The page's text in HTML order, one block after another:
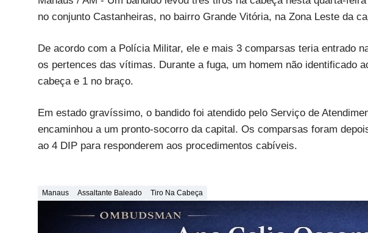
no conjunto Castanheiras, no bairro Grande Vitória, na Zona Leste da
De acordo com a Polícia Militar, ele e mais 3 comparsas teria entrado
os pertences das vítimas. Durante a fuga, um homem não identificado
cabeça e 1 no braço.
Em estado gravíssimo, o bandido foi atendido pelo Serviço de
encaminhou a um pronto-socorro da capital. Os comparsas foram
ao 4 DIP para responderem aos procedimentos cabíveis.
Manaus Assaltante Baleado Tiro Na Cabeça